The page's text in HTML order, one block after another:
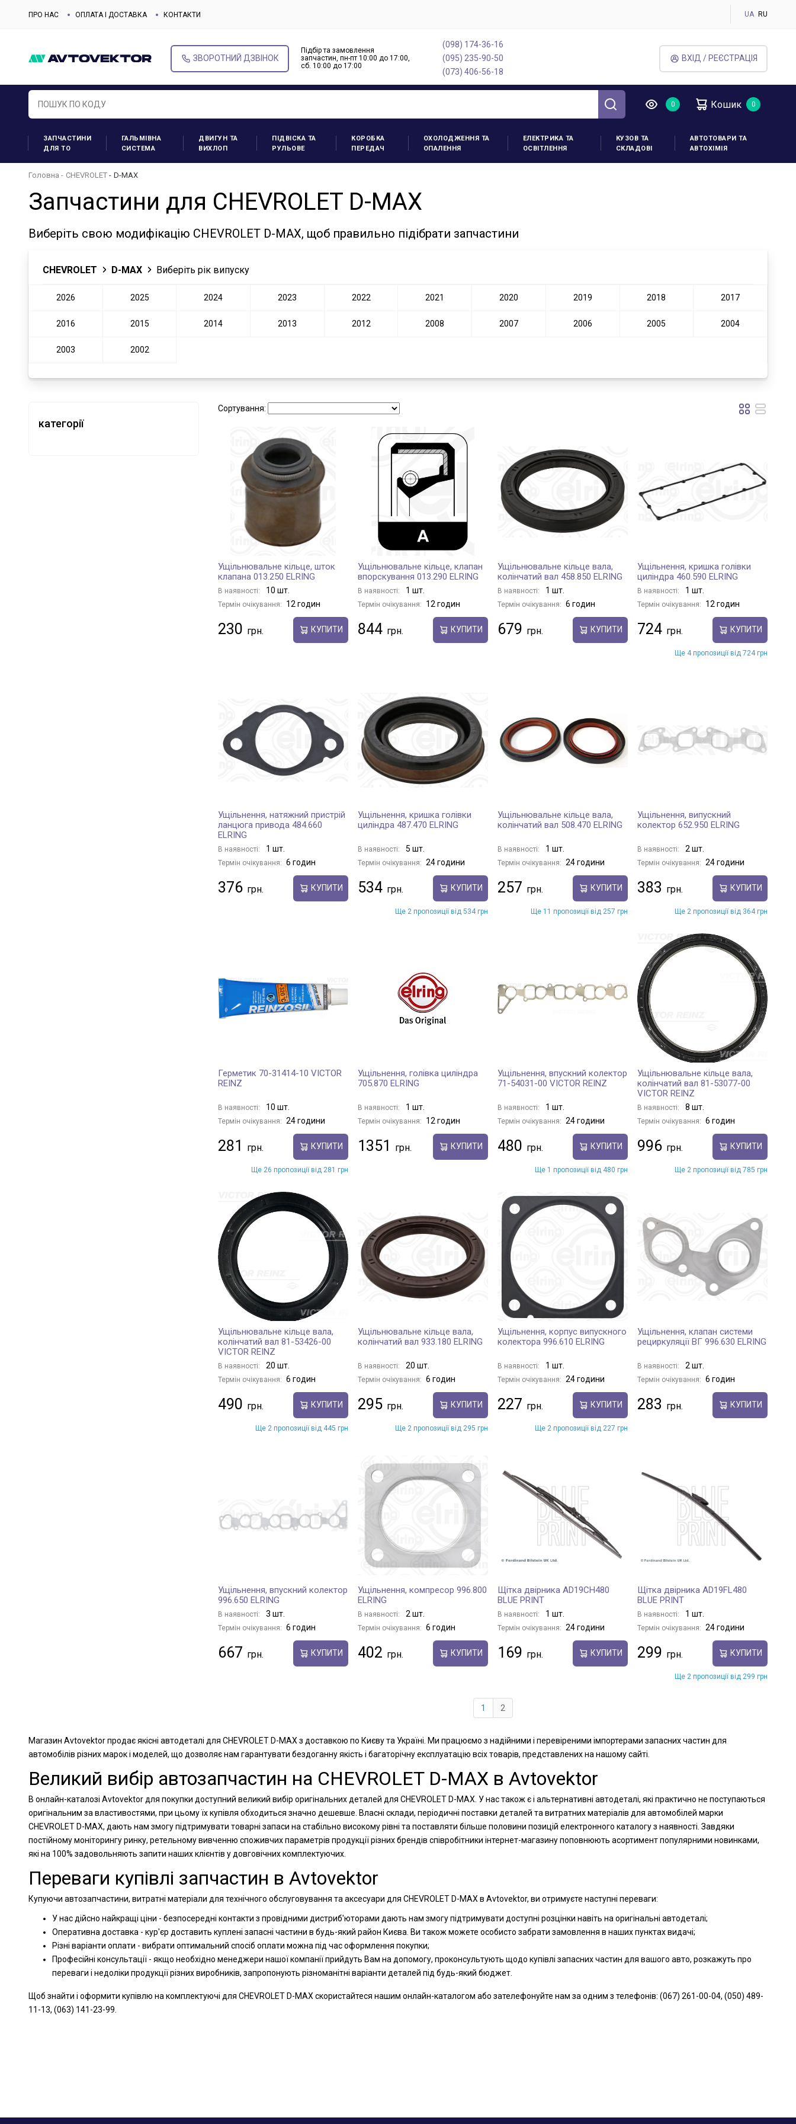
ПРО НАС ОПЛАТА І ДОСТАВКА КОНТАКТИ UA RU
ЗВОРОТНИЙ ДЗВІНОК
Підбір та замовлення
запчастин, пн-пт 10:00 до 17:00,
cб. 10:00 до 17:00
(098) 174-36-16
(095) 235-90-50
(073) 406-56-18
ВХІД / РЕЄСТРАЦІЯ
Кошик
ЗАПЧАСТИНИ
ДЛЯ ТО
ГАЛЬМІВНА
СИСТЕМА
ДВИГУН ТА
ВИХЛОП
ПІДВІСКА ТА
РУЛЬОВЕ
КОРОБКА
ПЕРЕДАЧ
ОХОЛОДЖЕННЯ ТА
ОПАЛЕННЯ
ЕЛЕКТРИКА ТА
ОСВІТЛЕННЯ
КУЗОВ ТА
СКЛАДОВІ
АВТОТОВАРИ ТА
АВТОХІМІЯ
Головна CHEVROLET D-MAX
Запчастини для CHEVROLET D-MAX
Виберіть свою модифікацію CHEVROLET D-MAX, щоб правильно підібрати запчастини
CHEVROLET D-MAX Виберіть рік випуску
2026 2025 2024 2023 2022 2021 2020 2019 2018 2017
2016 2015 2014 2013 2012 2008 2007 2006 2005 2004
2003 2002
категорії
Сортування:
Ущільнювальне кільце, шток
клапана 013.250 ELRING
В наявності: 10 шт.
Термін очікування: 12 годин
230 КУПИТИ
Ущільнювальне кільце, клапан
впорскування 013.290 ELRING
В наявності: 1 шт.
Термін очікування: 12 годин
844 КУПИТИ
Ущільнювальне кільце вала,
колінчатий вал 458.850 ELRING
В наявності: 1 шт.
Термін очікування: 6 годин
679 КУПИТИ
Ущільнення, кришка голівки
циліндра 460.590 ELRING
В наявності: 1 шт.
Термін очікування: 12 годин
724 КУПИТИ
Ще 4 пропозиції від 724 грн
Ущільнення, натяжний пристрій
ланцюга привода 484.660
ELRING
В наявності: 1 шт.
Термін очікування: 6 годин
376 КУПИТИ
Ущільнення, кришка голівки
циліндра 487.470 ELRING
В наявності: 5 шт.
Термін очікування: 24 години
534 КУПИТИ
Ще 2 пропозиції від 534 грн
Ущільнювальне кільце вала,
колінчатий вал 508.470 ELRING
В наявності: 1 шт.
Термін очікування: 24 години
257 КУПИТИ
Ще 11 пропозиції від 257 грн
Ущільнення, випускний
колектор 652.950 ELRING
В наявності: 2 шт.
Термін очікування: 24 години
383 КУПИТИ
Ще 2 пропозиції від 364 грн
Герметик 70-31414-10 VICTOR
REINZ
В наявності: 10 шт.
Термін очікування: 24 години
281 КУПИТИ
Ще 26 пропозиції від 281 грн
Ущільнення, голівка циліндра
705.870 ELRING
В наявності: 1 шт.
Термін очікування: 12 годин
1351 КУПИТИ
Ущільнення, впускний колектор
71-54031-00 VICTOR REINZ
В наявності: 1 шт.
Термін очікування: 24 години
480 КУПИТИ
Ще 1 пропозиції від 480 грн
Ущільнювальне кільце вала,
колінчатий вал 81-53077-00
VICTOR REINZ
В наявності: 8 шт.
Термін очікування: 6 годин
996 КУПИТИ
Ще 2 пропозиції від 785 грн
Ущільнювальне кільце вала,
колінчатий вал 81-53426-00
VICTOR REINZ
В наявності: 20 шт.
Термін очікування: 6 годин
490 КУПИТИ
Ще 2 пропозиції від 445 грн
Ущільнювальне кільце вала,
колінчатий вал 933.180 ELRING
В наявності: 20 шт.
Термін очікування: 6 годин
295 КУПИТИ
Ще 2 пропозиції від 295 грн
Ущільнення, корпус випускного
колектора 996.610 ELRING
В наявності: 1 шт.
Термін очікування: 24 години
227 КУПИТИ
Ще 2 пропозиції від 227 грн
Ущільнення, клапан системи
рециркуляції ВГ 996.630 ELRING
В наявності: 2 шт.
Термін очікування: 6 годин
283 КУПИТИ
Ущільнення, впускний колектор
996.650 ELRING
В наявності: 3 шт.
Термін очікування: 6 годин
667 КУПИТИ
Ущільнення, компресор 996.800
ELRING
В наявності: 2 шт.
Термін очікування: 6 годин
402 КУПИТИ
Щітка двірника AD19CH480
BLUE PRINT
В наявності: 1 шт.
Термін очікування: 24 години
169 КУПИТИ
Щітка двірника AD19FL480
BLUE PRINT
В наявності: 1 шт.
Термін очікування: 24 години
299 КУПИТИ
Ще 2 пропозиції від 299 грн
1 2
Магазин Avtovektor продає якісні автодеталі для CHEVROLET D-MAX з доставкою по Києву та Україні. Ми працюємо з надійними і перевіреними імпортерами запасних частин для
автомобілів різних марок і моделей, що дозволяє нам гарантувати бездоганну якість і багаторічну експлуатацію всіх товарів, представлених на нашому сайті.
Великий вибір автозапчастин на CHEVROLET D-MAX в Avtovektor
В онлайн-каталозі Avtovektor для покупки доступний великий вибір оригінальних деталей для CHEVROLET D-MAX. У нас також є і альтернативні автодеталі, які практично не поступаються
оригінальним за властивостями, при цьому їх купівля обходиться значно дешевше. Власні склади, періодичні поставки деталей та витратних матеріалів для автомобілей марки
CHEVROLET D-MAX, дають нам змогу підтримувати товарні запаси на стабільно високому рівні та поставляти більше половини позицій електронного каталогу з наявності. Завдяки
постійному моніторингу ринку, ретельному вивченню споживчих параметрів продукції різних брендів співробітники інтернет-магазину поповнюють асортимент популярними новинками,
які на 100% задовольняють запити наших клієнтів у довговічних комплектуючих.
Переваги купівлі запчастин в Avtovektor
Купуючи автозапчастини, витратні матеріали для технічного обслуговування та аксесуари для CHEVROLET D-MAX в Avtovektor, ви отримуєте наступні переваги:
У нас дійсно найкращі ціни - безпосередні контакти з провідними дистриб'юторами дають нам змогу підтримувати доступні розцінки навіть на оригінальні автодеталі;
Оперативна доставка - кур'єр доставить куплені запасні частини в будь-який район Києва. Ви також можете особисто забрати замовлення в наших пунктах видачі;
Різні варіанти оплати - вибрати оптимальний спосіб оплати можна під час оформлення покупки;
Професійні консультації - якщо необхідно менеджери нашої компанії прийдуть Вам на допомогу, проконсультують щодо купівлі запасних частин для вашого авто, розкажуть про
переваги і недоліки продукції різних виробників, запропонують різноманітні варіанти деталей під будь-який бюджет.
Щоб знайти і оформити купівлю на комплектуючі для CHEVROLET D-MAX скористайтеся нашим онлайн-каталогом або зателефонуйте нам за одним з телефонів: (067) 261-00-04, (050) 489-
11-13, (063) 141-23-99.